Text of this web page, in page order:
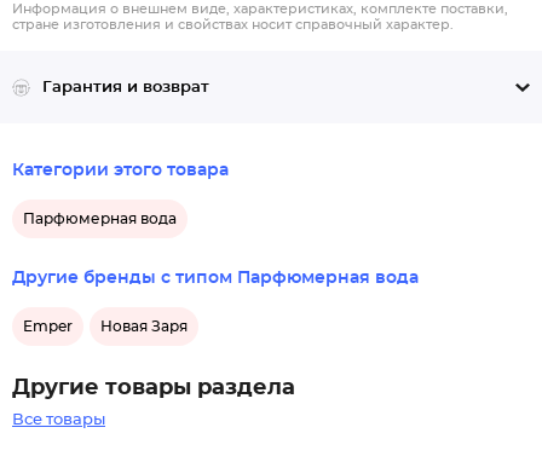
Информация о внешнем виде, характеристиках, комплекте поставки,
стране изготовления и свойствах носит справочный характер.
Гарантия и возврат
Категории этого товара
Парфюмерная вода
Другие бренды с типом Парфюмерная вода
Emper Новая Заря
Другие товары раздела
Все товары